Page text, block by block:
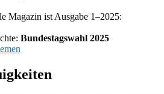
Magazin ist Ausgabe 1–2025:
Bundestagswahl 2025